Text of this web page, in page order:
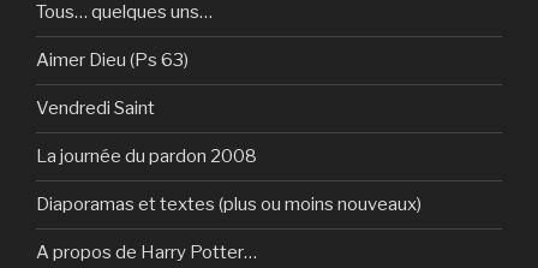
Tous… quelques uns…
Aimer Dieu (Ps 63)
Vendredi Saint
La journée du pardon 2008
Diaporamas et textes (plus ou moins nouveaux)
A propos de Harry Potter…